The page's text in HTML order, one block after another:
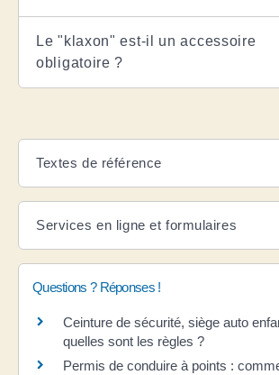
Le "klaxon" est-il un accessoire
obligatoire ?
Textes de référence
Services en ligne et formulaires
Questions ? Réponses !
Ceinture de sécurité, siège auto
quelles sont les règles ?
Permis de conduire à points :